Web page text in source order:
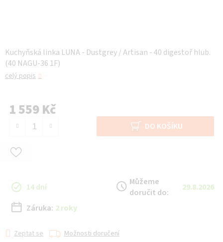
Kuchyňská linka LUNA - Dustgrey / Artisan - 40 digestoř hlub.
(40 NAGU-36 1F)
celý popis
1 559 Kč
DO KOŠÍKU
14 dní
Můžeme
doručit do:
29.8.2026
Záruka: 2 roky
Zeptat se Možnosti doručení